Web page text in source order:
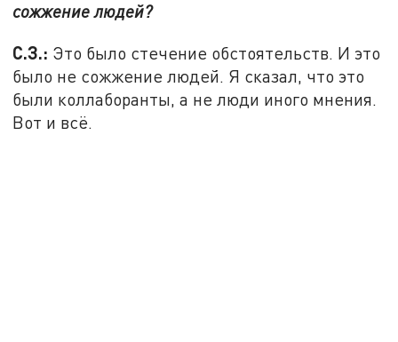
сожжение людей?
С.З.: Это было стечение обстоятельств. И это
было не сожжение людей. Я сказал, что это
были коллаборанты, а не люди иного мнения.
Вот и всё.